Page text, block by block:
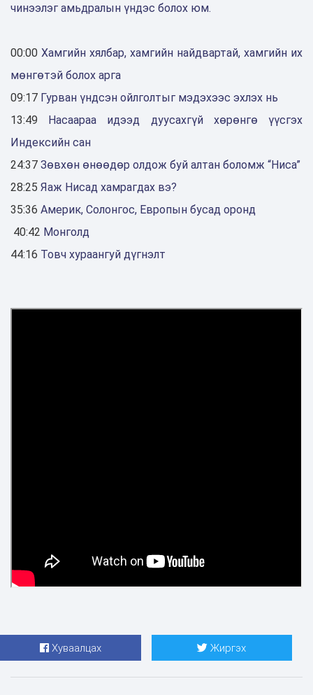
чинээлэг ‎амьдралын үндэс болох юм. ‎
00:00 Хамгийн хялбар, хамгийн найдвартай, хамгийн их
мөнгөтэй ‎‎болох арга
09:17 Гурван үндсэн ойлголтыг мэдэхээс эхлэх нь ‎
13:49 Насаараа идээд дуусахгүй хөрөнгө үүсгэх
Индексийн сан‎
24:37 Зөвхөн өнөөдөр олдож буй алтан боломж “Ниса”‎
28:25 Яаж Нисад хамрагдах вэ?‎
35:36 Америк, Солонгос, Европын бусад оронд ‎
40:42 Монголд ‎
44:16 Товч хураангуй‎ дүгнэлт
Хуваалцах Жиргэх